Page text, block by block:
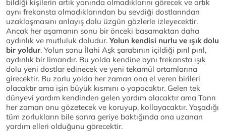
bildiği kişilerin artık yanında olmadıklarını görecek ve artık
aynı frekansta olmadıklarından bu sevdiği dostlarından
uzaklaşmasını anlayış dolu üzgün gözlerle izleyecektir.
Ancak her aşamanın sonu bir önceki basamaktan daha
aydınlık ve mutluluk doludur. Yolun kendisi nurlu ve ışık dolu
bir yoldur. Yolun sonu İlahi Aşk şarabının içildiği pırıl pırıl,
aydınlık bir limandır. Bu yolda kendine aynı frekansta ışık
dolu yeni dostlar edinecek ve yeni tekamül ortamlarına
girecektir. Bu zorlu yolda her zaman ona el veren birileri
olacaktır ama işin büyük kısmını o yapacaktır. Gelen tek
dünyevi yardım kendinden gelen yardım olacaktır ama Tanrı
her zaman onu gözetecek ve koruyup, kollayacaktır. Yaşadığı
tüm zorlukların bile sonra geriye baktığında ona uzanan
yardım elleri olduğunu görecektir.